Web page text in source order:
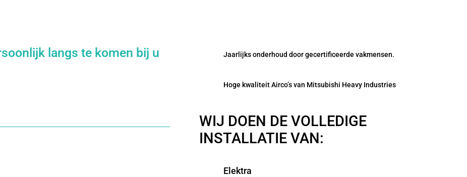
langs te komen bij u
Jaarlijks onderhoud door gecertificeerde vakmensen.
Hoge kwaliteit Airco’s van Mitsubishi Heavy Industries
WIJ DOEN DE VOLLEDIGE
INSTALLATIE VAN:
Elektra